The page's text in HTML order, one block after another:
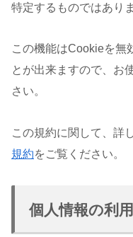
特定するものではあり
この機能はCookieを無
とが出来ますので、お
さい。
この規約に関して、詳
規約をご覧ください。
個人情報の利